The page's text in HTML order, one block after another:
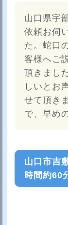
山口県宇
依頼お伺
た。蛇口
客様へご
頂きまし
しいとお
せて頂き
で、早め
山口市吉
時間約60